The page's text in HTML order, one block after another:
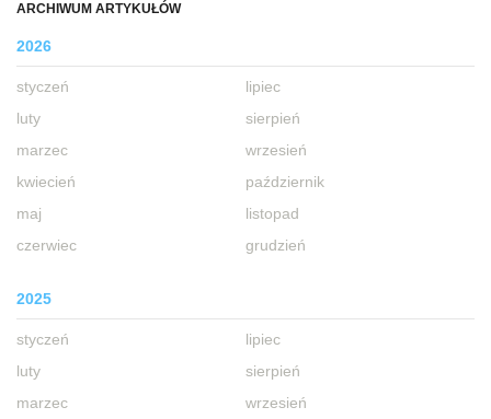
ARCHIWUM ARTYKUŁÓW
2026
styczeń
luty
marzec
kwiecień
maj
czerwiec
lipiec
sierpień
wrzesień
październik
listopad
grudzień
2025
styczeń
luty
marzec
lipiec
sierpień
wrzesień